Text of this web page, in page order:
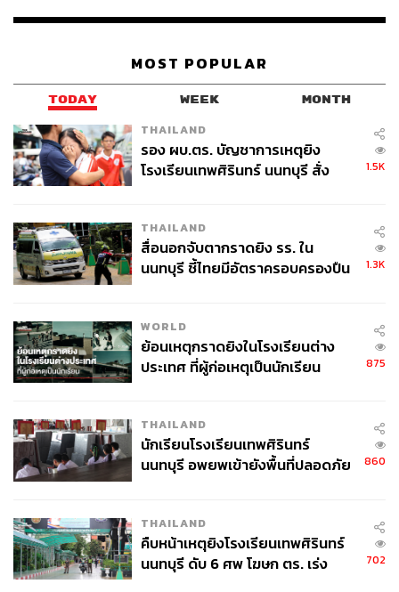
MOST POPULAR
TODAY WEEK MONTH
THAILAND
รอง ผบ.ตร. บัญชาการเหตุยิง
โรงเรียนเทพศิรินทร์ นนทบุรี สั่ง
1.5K
THAILAND
สื่อนอกจับตากราดยิง รร. ใน
นนทบุรี ชี้ไทยมีอัตราครอบครองปืน
1.3K
WORLD
ย้อนเหตุกราดยิงในโรงเรียนต่าง
ประเทศ ที่ผู้ก่อเหตุเป็นนักเรียน
875
THAILAND
นักเรียนโรงเรียนเทพศิรินทร์
นนทบุรี อพยพเข้ายังพื้นที่ปลอดภัย
860
THAILAND
คืบหน้าเหตุยิงโรงเรียนเทพศิรินทร์
นนทบุรี ดับ 6 ศพ โฆษก ตร. เร่ง
702